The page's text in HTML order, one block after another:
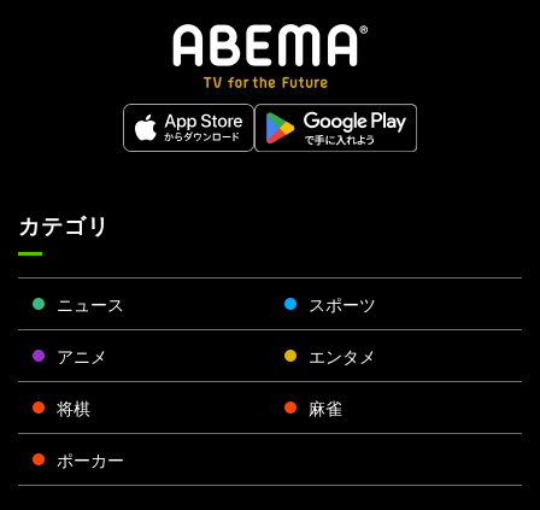
カテゴリ
ニュース スポーツ
アニメ エンタメ
将棋 麻雀
ポーカー